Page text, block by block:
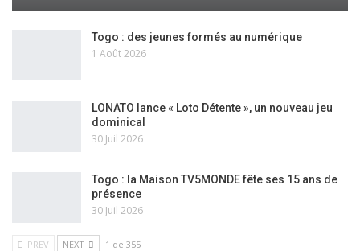
Togo : des jeunes formés au numérique
1 Août 2026
LONATO lance « Loto Détente », un nouveau jeu
dominical
30 Juil 2026
Togo : la Maison TV5MONDE fête ses 15 ans de
présence
30 Juil 2026
PREV NEXT 1 de 355